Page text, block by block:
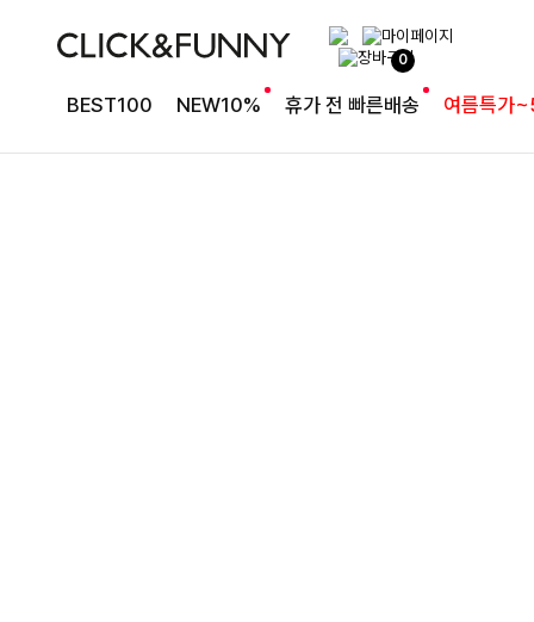
0
BEST100 NEW10% 휴가 전 빠른배송 여름특가
여유로운 핏의 코튼 팬츠
라인보정핏 절개코튼와이드팬츠[S,M,L사이즈]